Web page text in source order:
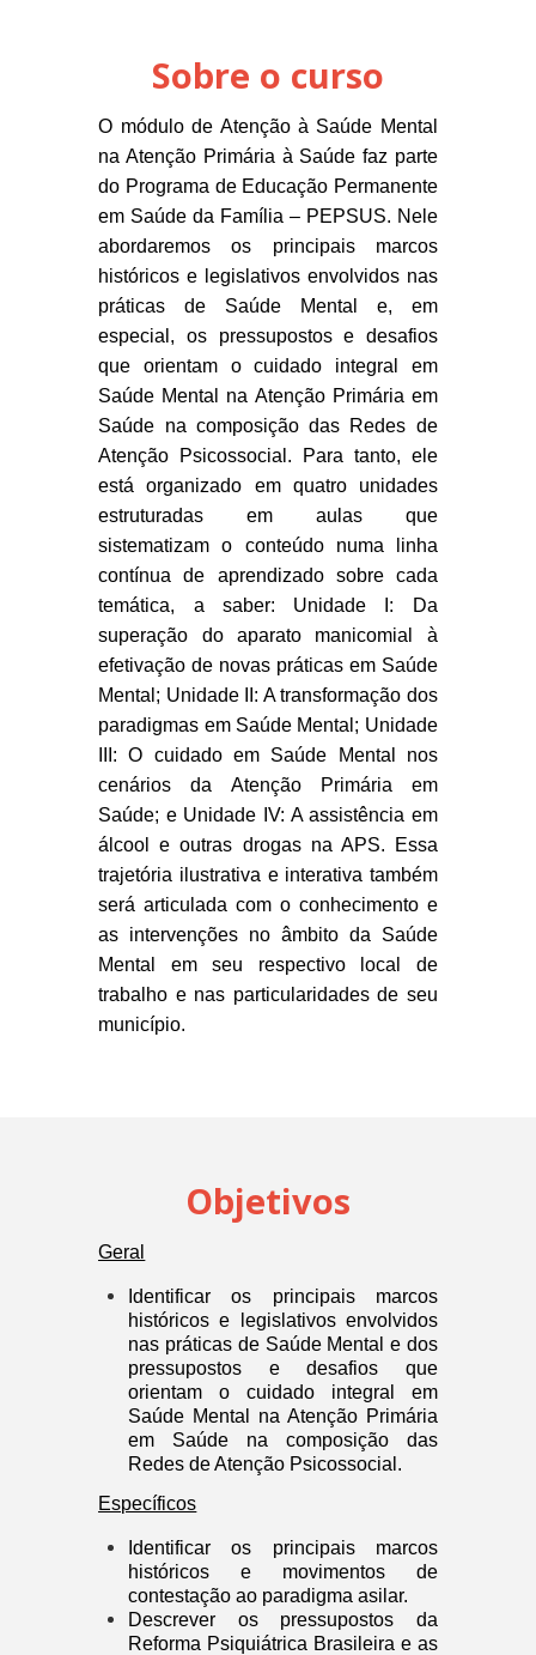
Sobre o curso
O módulo de Atenção à Saúde Mental
na Atenção Primária à Saúde faz parte
do Programa de Educação Permanente
em Saúde da Família – PEPSUS. Nele
abordaremos os principais marcos
históricos e legislativos envolvidos nas
práticas de Saúde Mental e, em
especial, os pressupostos e desafios
que orientam o cuidado integral em
Saúde Mental na Atenção Primária em
Saúde na composição das Redes de
Atenção Psicossocial. Para tanto, ele
está organizado em quatro unidades
estruturadas em aulas que
sistematizam o conteúdo numa linha
contínua de aprendizado sobre cada
temática, a saber: Unidade I: Da
superação do aparato manicomial à
efetivação de novas práticas em Saúde
Mental; Unidade II: A transformação dos
paradigmas em Saúde Mental; Unidade
III: O cuidado em Saúde Mental nos
cenários da Atenção Primária em
Saúde; e Unidade IV: A assistência em
álcool e outras drogas na APS. Essa
trajetória ilustrativa e interativa também
será articulada com o conhecimento e
as intervenções no âmbito da Saúde
Mental em seu respectivo local de
trabalho e nas particularidades de seu
município.
Objetivos
Geral
Identificar os principais marcos
históricos e legislativos envolvidos
nas práticas de Saúde Mental e dos
pressupostos e desafios que
orientam o cuidado integral em
Saúde Mental na Atenção Primária
em Saúde na composição das
Redes de Atenção Psicossocial.
Específicos
Identificar os principais marcos
históricos e movimentos de
contestação ao paradigma asilar.
Descrever os pressupostos da
Reforma Psiquiátrica Brasileira e as